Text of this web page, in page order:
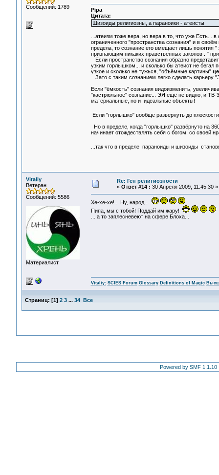
Сообщений: 1789
Pipa
Цитата:
Шизоиды религиозны, а параноики - атеисты
...атеизм тоже вера, но вера в то, что уже Есть...
ограниченного "пространства сознания" и в
предела, то сознание его вмещает лишь понятия
признающим никаких нравственных законов : "
Если пространство сознания образно
узким горлышком... и сколько бы атеист не бегал
узкое и сколько не тужься, "объёмные картины"
Зато с таким сознанием легко сделать карьеру
Если "ёмкость" сознания видоизменить,
"кастрюльное" сознание... ЭЯ ещё не видно, и ТВ-
материальные, но и идеальные объекты!
Если "горлышко" вообще развернуть до
Но в пределе, когда "горлышко" развёрнуто на
начинает отождествлять себя с богом, со своей
...так что в пределе параноиды и шизоиды
Vitaliy
Ветеран
Сообщений: 5586
Материалист
Re: Ген религиозности
« Ответ #14 : 30 Апреля 2009, 11:45:30 »
Хе-хе-хе!... Ну, народ...
Пипа, мы с тобой! Поддай им жару!
... а то заплесневеют на сфере Блоха...
Vitaliy: SCIES Forum Glossary Definitions of Magic
Страниц: [1] 2 3 ... 34 Все
Powered by SMF 1.1.10